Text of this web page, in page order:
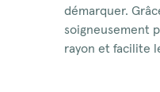
démarquer.
soigneusement
rayon et facilite